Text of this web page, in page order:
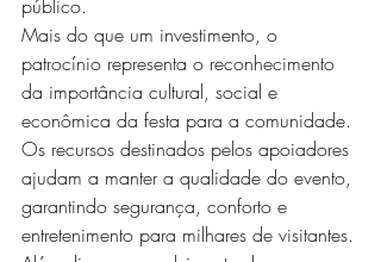
público.
Mais do que um investimento, o
patrocínio representa o reconhecimento
da importância cultural, social e
econômica da festa para a comunidade.
Os recursos destinados pelos apoiadores
ajudam a manter a qualidade do evento,
garantindo segurança, conforto e
entretenimento para milhares de visitantes.